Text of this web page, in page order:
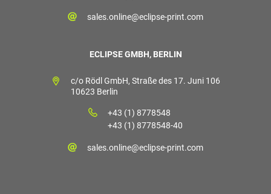
sales.online@eclipse-print.com
ECLIPSE GMBH, BERLIN
c/o Rödl GmbH, Straße des 17. Juni 106
10623 Berlin
+43 (1) 8778548
+43 (1) 8778548-40
sales.online@eclipse-print.com